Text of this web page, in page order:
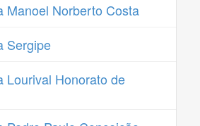
Manoel Norberto Costa
Sergipe
Lourival Honorato de